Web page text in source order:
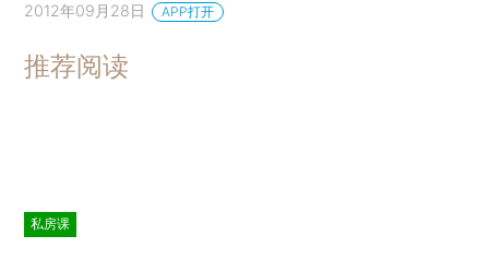
2012年09月28日 APP打开
推荐阅读
私房课